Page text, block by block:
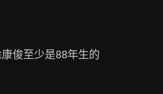
俊至少是88年生的